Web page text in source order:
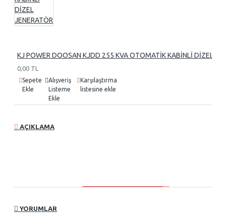
KJ POWER DOOSAN KJDD 255 KVA OTOMATİK KABİNLİ DİZEL
0,00 TL
Sepete
Ekle
Alışveriş
Listeme
Ekle
Karşılaştırma
listesine ekle
AÇIKLAMA
YORUMLAR